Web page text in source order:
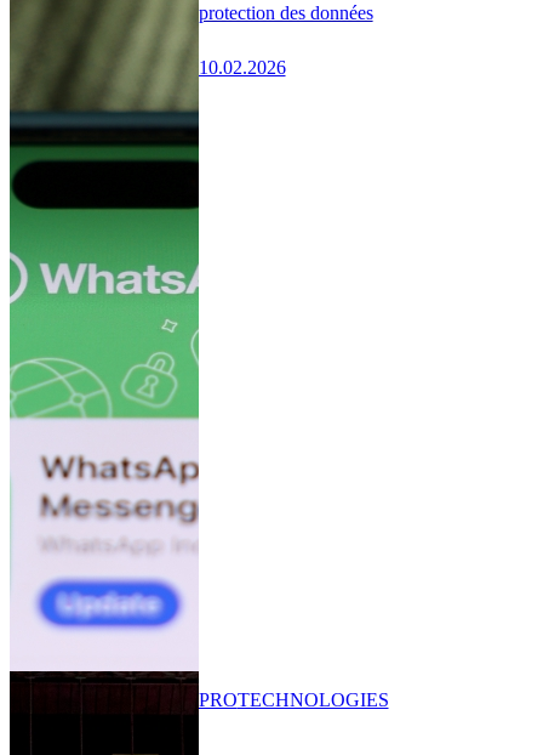
protection des données
10.02.2026
PROTECHNOLOGIES